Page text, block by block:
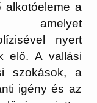
alkotóeleme a
amelyet
nyert
elő. A vallási
szokások, a
igény és az